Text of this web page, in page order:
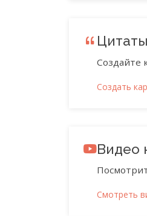
Цитаты
Создайте
Создать
Видео
Смотреть